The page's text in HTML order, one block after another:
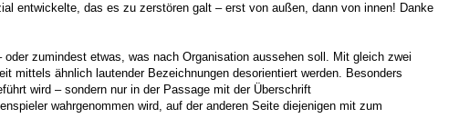
entwickelte, das es zu zerstören galt – erst von außen, dann von innen! Danke
zumindest etwas, was nach Organisation aussehen soll. Mit gleich zwei
mittels ähnlich lautender Bezeichnungen desorientiert werden. Besonders
wird – sondern nur in der Passage mit der Überschrift
wahrgenommen wird, auf der anderen Seite diejenigen mit zum